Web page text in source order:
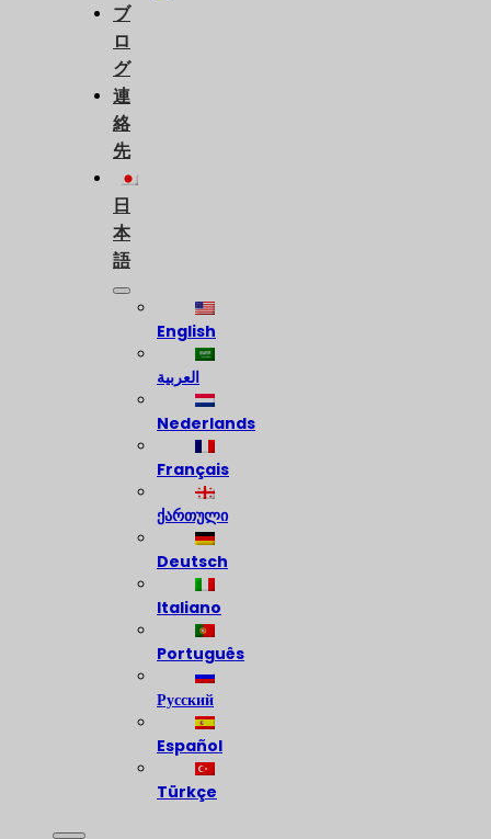
ブ
ロ
グ
連
絡
先
日
本
語
English
العربية
Nederlands
Français
ქართული
Deutsch
Italiano
Português
Русский
Español
Türkçe